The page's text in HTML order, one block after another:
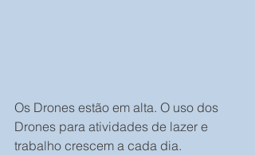
Os Drones estão em alta. O uso dos
Drones para atividades de lazer e
trabalho crescem a cada dia.